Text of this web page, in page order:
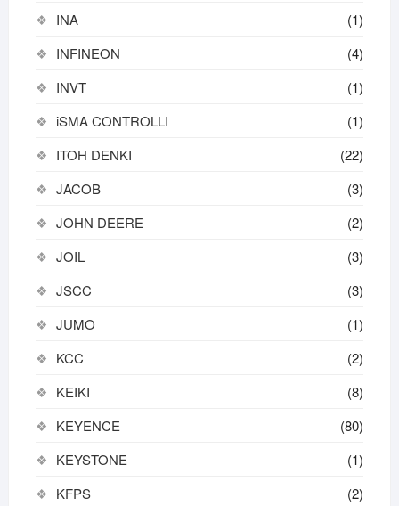
INA
(1)
INFINEON
(4)
INVT
(1)
iSMA CONTROLLI
(1)
ITOH DENKI
(22)
JACOB
(3)
JOHN DEERE
(2)
JOIL
(3)
JSCC
(3)
JUMO
(1)
KCC
(2)
KEIKI
(8)
KEYENCE
(80)
KEYSTONE
(1)
KFPS
(2)